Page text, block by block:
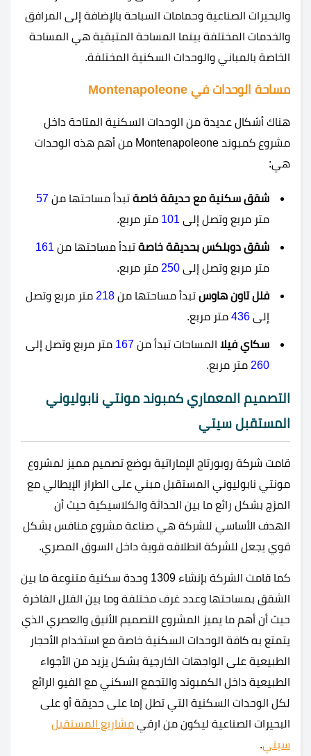
والبحيرات الصناعية وحمامات السباحة بالإضافة إلى المرافق
والخدمات المختلفة بينما المساحة المتبقية هي المساحة
الخاصة بالمباني والوحدات السكنية المختلفة.
مساحة الوحدات في Montenapoleone
هناك أشكال عديدة من الوحدات السكنية المتاحة داخل
مشروع كمبوند Montenapoleone من أهم هذه الوحدات
هي:
شقق سكنية مع حديقة خاصة تبدأ مساحتها من 57
متر مربع وتصل إلى 101 متر مربع.
شقق دوبلكس بحديقة خاصة تبدأ مساحتها من 161
متر مربع وتصل إلى 250 متر مربع.
فلل تاون هاوس تبدأ مساحتها من 218 متر مربع وتصل
إلى 436 متر مربع.
سكاي فيلا المساحات تبدأ من 167 متر مربع وتصل إلى
260 متر مربع.
التصميم المعماري كمبوند مونتي نابوليوني
المستقبل سيتي
قامت شركة روبورتاج الإماراتية بوضع تصميم مميز لمشروع
مونتي نابوليوني المستقبل مبني على الطراز الإيطالي مع
المزج بشكل رائع ما بين الحداثة والكلاسيكية حيث أن
الهدف الأساسي للشركة هي صناعة مشروع منافس بشكل
قوي يجعل للشركة انطلاقه قوية داخل السوق المصري.
كما قامت الشركة بإنشاء 1309 وحدة سكنية متنوعة ما بين
الشقق بمساحتها وعدد غرف مختلفة وما بين الفلل الفاخرة
حيث أن أهم ما يميز المشروع التصميم الأنيق والعصري الذي
يتمتع به كافة الوحدات السكنية خاصة مع استخدام الأحجار
الطبيعية على الواجهات الخارجية بشكل يزيد من الأجواء
الطبيعية داخل الكمبوند والتجمع السكني مع الفيو الرائع
لكل الوحدات السكنية التي تطل إما على حديقة أو على
البحيرات الصناعية ليكون من ارقي مشاريع المستقبل
سيتي.